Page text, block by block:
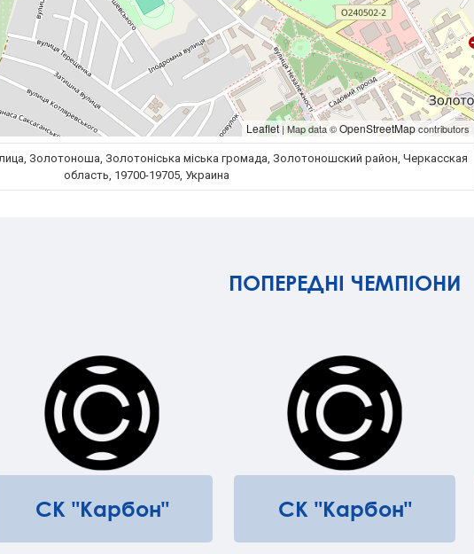
Leaflet| Map data ©OpenStreetMapcontributors
Золотоноша, Золотоніська міська громада, Золотоношский район, Черкасская
область, 19700-19705, Украина
ПОПЕРЕДНІ ЧЕМПІОНИ
СК "Карбон" СК "Карбон"